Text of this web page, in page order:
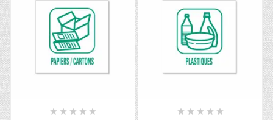
         